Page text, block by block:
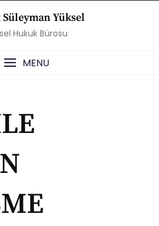
Yüksel
Hukuk Bürosu
MENU